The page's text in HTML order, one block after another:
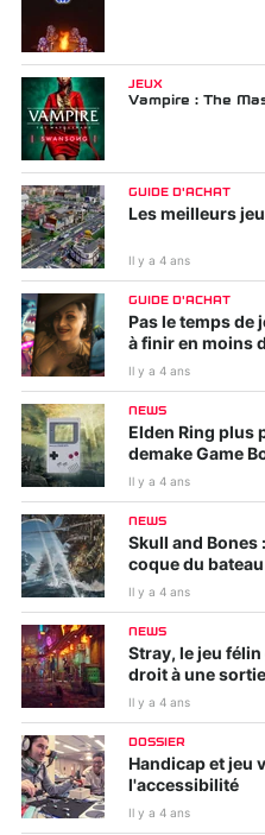
JEUX
Vampire : The
GUIDE D'ACHAT
Les meilleurs
Il y a 4 ans
GUIDE D'ACHAT
Pas le temps de
à finir en moins
Il y a 4 ans
NEWS
Elden Ring plus
demake Game
Il y a 4 ans
NEWS
Skull and Bones
coque du
Il y a 4 ans
NEWS
Stray, le jeu
droit à une
Il y a 4 ans
DOSSIER
Handicap et jeu
l'accessibilité
Il y a 4 ans